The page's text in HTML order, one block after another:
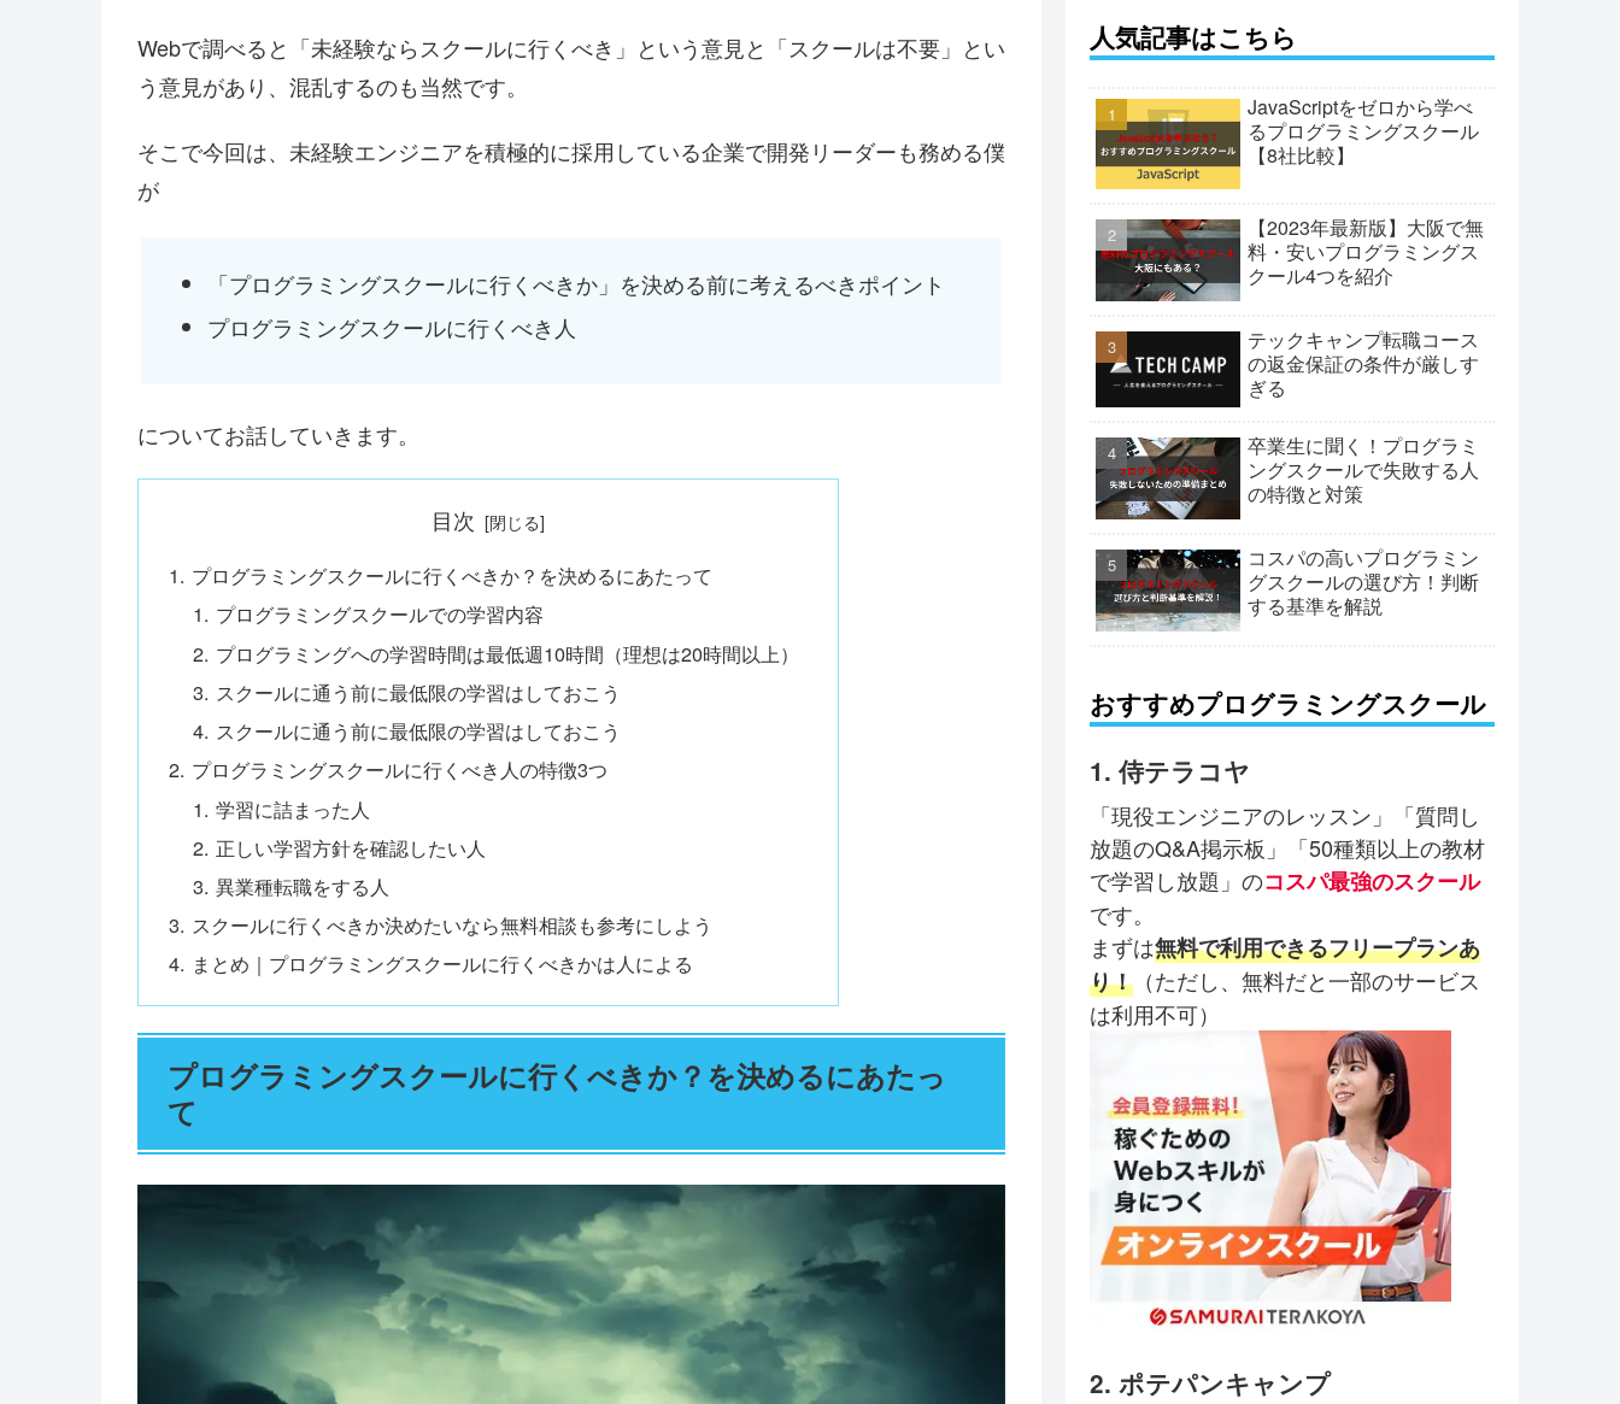
Webで調べると「未経験ならスクールに行くべき」という意見と「スクールは不要」とい
う意見があり、混乱するのも当然です。
そこで今回は、未経験エンジニアを積極的に採用している企業で開発リーダーも務める僕
が
「プログラミングスクールに行くべきか」を決める前に考えるべきポイント
プログラミングスクールに行くべき人
についてお話していきます。
目次
プログラミングスクールに行くべきか？を決めるにあたって
プログラミングスクールでの学習内容
プログラミングへの学習時間は最低週10時間（理想は20時間以上）
スクールに通う前に最低限の学習はしておこう
スクールに通う前に最低限の学習はしておこう
プログラミングスクールに行くべき人の特徴3つ
学習に詰まった人
正しい学習方針を確認したい人
異業種転職をする人
スクールに行くべきか決めたいなら無料相談も参考にしよう
まとめ｜プログラミングスクールに行くべきかは人による
プログラミングスクールに行くべきか？を決めるにあたっ
て
人気記事はこちら
JavaScriptをゼロから学べ
るプログラミングスクール
【8社比較】
【2023年最新版】大阪で無
料・安いプログラミングス
クール4つを紹介
テックキャンプ転職コース
の返金保証の条件が厳しす
ぎる
卒業生に聞く！プログラミ
ングスクールで失敗する人
の特徴と対策
コスパの高いプログラミン
グスクールの選び方！判断
する基準を解説
おすすめプログラミングスクール
1. 侍テラコヤ
「現役エンジニアのレッスン」「質問し
放題のQ&A掲示板」「50種類以上の教材
で学習し放題」のコスパ最強のスクール
です。
まずは無料で利用できるフリープランあ
り！ （ただし、無料だと一部のサービス
は利用不可）
2. ポテパンキャンプ